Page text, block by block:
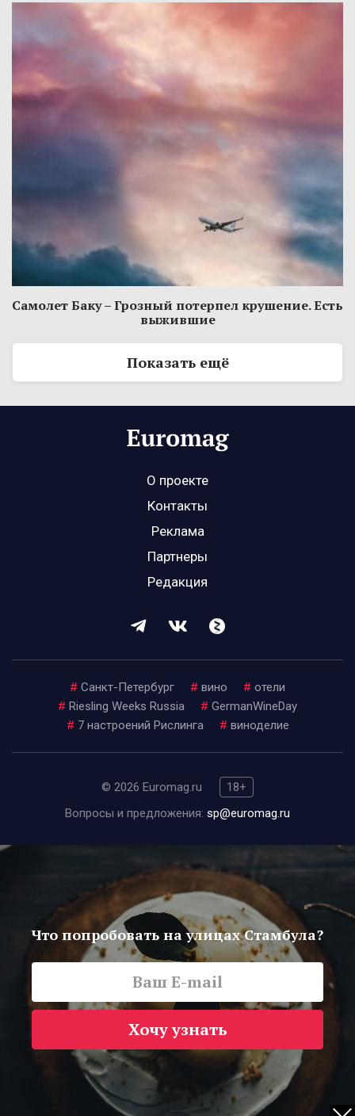
Самолет Баку – Грозный потерпел крушение. Есть
выжившие
Показать ещё
О проекте
Контакты
Реклама
Партнеры
Редакция
# Санкт-Петербург # вино # отели
# Riesling Weeks Russia # GermanWineDay
# 7 настроений Рислинга # виноделие
© 2026 Euromag.ru
18+
Вопросы и предложения: sp@euromag.ru
Что попробовать на улицах Стамбула?
Хочу узнать